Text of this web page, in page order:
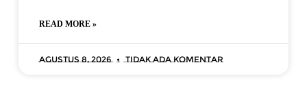
READ MORE »
Agustus 8, 2026 Tidak ada komentar